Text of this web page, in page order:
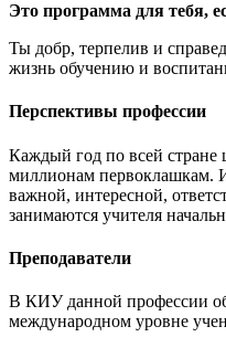
Это программа для тебя,
Ты добр, терпелив и
жизнь обучению и
Перспективы профессии
Каждый год по всей
миллионам первоклашкам.
важной, интересной,
занимаются учителя
Преподаватели
В КИУ данной профессии
международном уровне